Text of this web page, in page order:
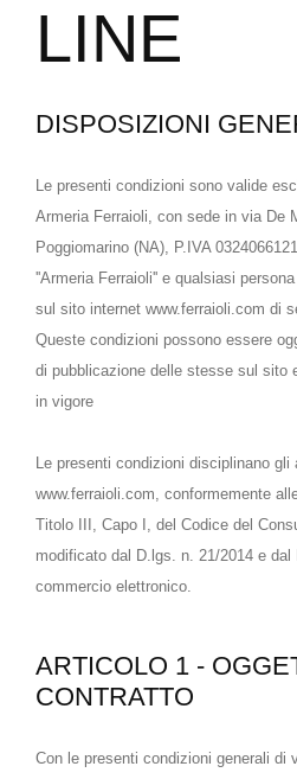
LINE
DISPOSIZIONI
Le presenti condizioni sono valide
Armeria Ferraioli, con sede in via De
Poggiomarino (NA), P.IVA
''Armeria Ferraioli'' e qualsiasi
sul sito internet www.ferraioli.com di
Queste condizioni possono essere
di pubblicazione delle stesse sul sito
in vigore
Le presenti condizioni disciplinano
www.ferraioli.com, conformemente
Titolo III, Capo I, del Codice del
modificato dal D.lgs. n. 21/2014 e
commercio elettronico.
ARTICOLO 1 -
CONTRATTO
Con le presenti condizioni generali di